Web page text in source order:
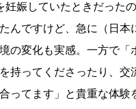
娠していたときだった
んですけど、急に（日
の変化も実感。一方で「
持ってくださったり、
ってます」と貴重な体験